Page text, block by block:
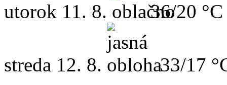
utorok 11. 8. 36/20 °C
streda 12. 8. 33/17